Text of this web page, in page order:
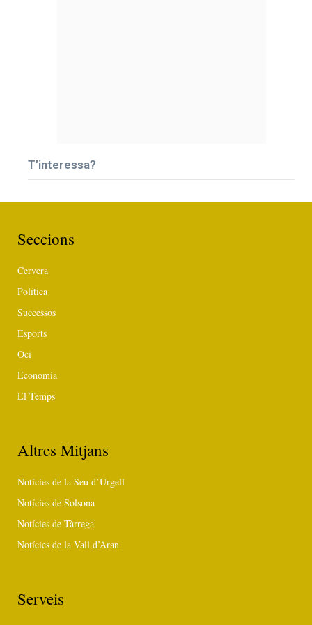
T’interessa?
Seccions
Cervera
Política
Successos
Esports
Oci
Economia
El Temps
Altres Mitjans
Notícies de la Seu d’Urgell
Notícies de Solsona
Notícies de Tàrrega
Notícies de la Vall d’Aran
Serveis